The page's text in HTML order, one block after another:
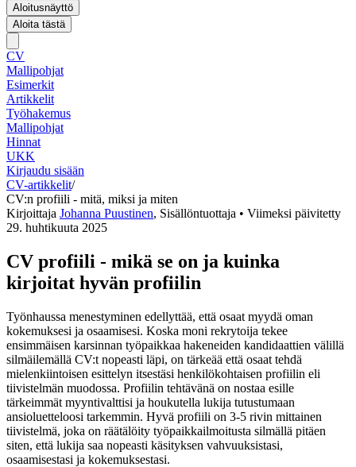
Aloitusnäyttö
Aloita tästä
CV
Mallipohjat
Esimerkit
Artikkelit
Työhakemus
Mallipohjat
Hinnat
UKK
Kirjaudu sisään
CV-artikkelit/
CV:n profiili - mitä, miksi ja miten
Kirjoittaja Johanna Puustinen, Sisällöntuottaja • Viimeksi päivitetty
29. huhtikuuta 2025
CV profiili - mikä se on ja kuinka
kirjoitat hyvän profiilin
Työnhaussa menestyminen edellyttää, että osaat myydä oman
kokemuksesi ja osaamisesi. Koska moni rekrytoija tekee
ensimmäisen karsinnan työpaikkaa hakeneiden kandidaattien välillä
silmäilemällä CV:t nopeasti läpi, on tärkeää että osaat tehdä
mielenkiintoisen esittelyn itsestäsi henkilökohtaisen profiilin eli
tiivistelmän muodossa. Profiilin tehtävänä on nostaa esille
tärkeimmät myyntivalttisi ja houkutella lukija tutustumaan
ansioluetteloosi tarkemmin. Hyvä profiili on 3-5 rivin mittainen
tiivistelmä, joka on räätälöity työpaikkailmoitusta silmällä pitäen
siten, että lukija saa nopeasti käsityksen vahvuuksistasi,
osaamisestasi ja kokemuksestasi.